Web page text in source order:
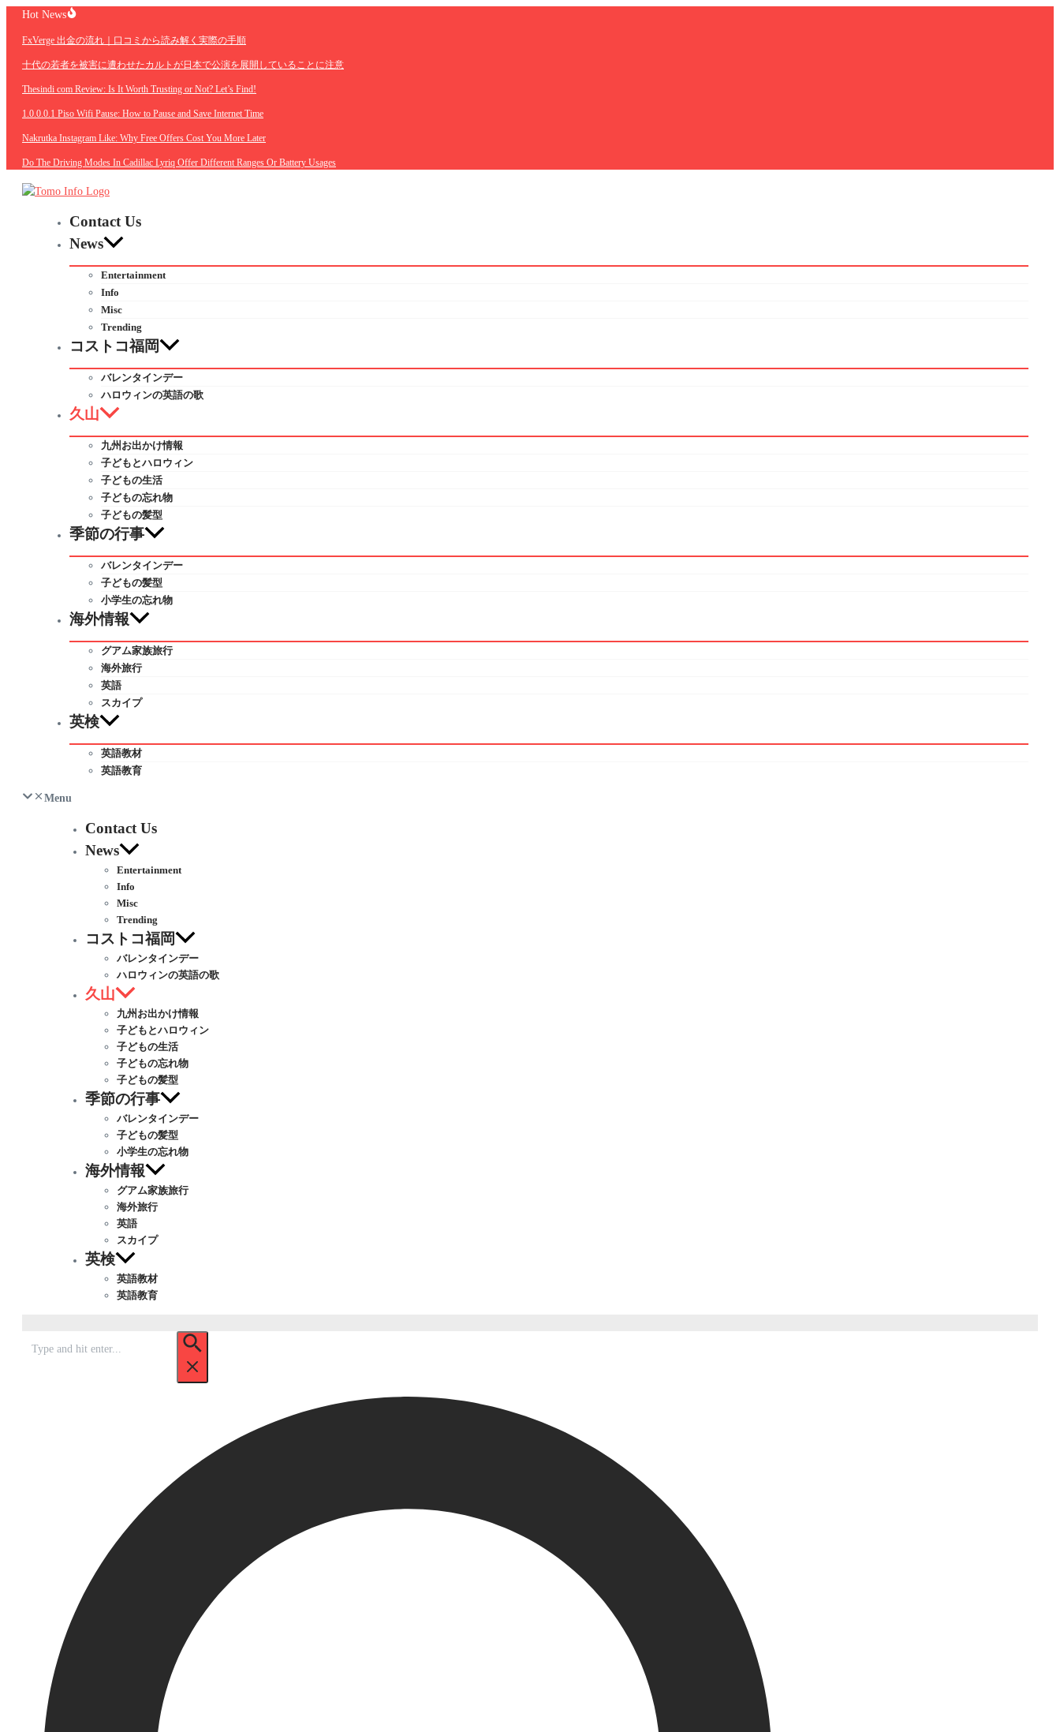
Skip
content
Hot News
FxVerge 出金の流れ｜口コミから読み解く実際の手順
十代の若者を被害に遭わせたカルトが日本で公演を展開していることに注意
Thesindi com Review: Is It Worth Trusting or Not? Let’s Find!
1.0.0.0.1 Piso Wifi Pause: How to Pause and Save Internet Time
Nakrutka Instagram Like: Why Free Offers Cost You More Later
Do The Driving Modes In Cadillac Lyriq Offer Different Ranges Or Battery Usages
Contact Us
News
Entertainment
Info
Misc
Trending
コストコ福岡
バレンタインデー
ハロウィンの英語の歌
久山
九州お出かけ情報
子どもとハロウィン
子どもの生活
子どもの忘れ物
子どもの髪型
季節の行事
バレンタインデー
子どもの髪型
小学生の忘れ物
海外情報
グアム家族旅行
海外旅行
英語
スカイプ
英検
英語教材
英語教育
Menu
Contact Us
News
Entertainment
Info
Misc
Trending
コストコ福岡
バレンタインデー
ハロウィンの英語の歌
久山
九州お出かけ情報
子どもとハロウィン
子どもの生活
子どもの忘れ物
子どもの髪型
季節の行事
バレンタインデー
子どもの髪型
小学生の忘れ物
海外情報
グアム家族旅行
海外旅行
英語
スカイプ
英検
英語教材
英語教育
for: